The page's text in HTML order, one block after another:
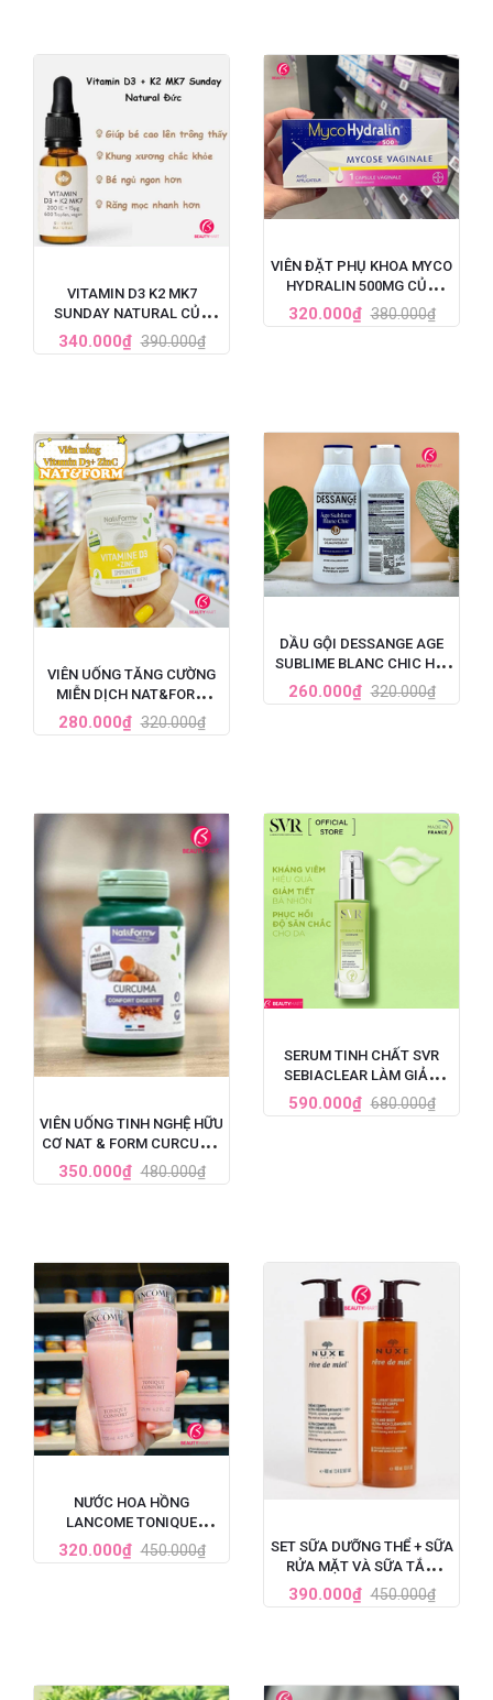
VITAMIN D3 K2 MK7
SUNDAY NATURAL CỦA
ĐỨC TĂNG CHIỀU CAO CHO
BÉ 20ML
340.000₫ 390.000₫
VIÊN ĐẶT PHỤ KHOA MYCO
HYDRALIN 500MG CỦA
PHÁP 1 LIỆU TRÌNH
320.000₫ 380.000₫
VIÊN UỐNG TĂNG CƯỜNG
MIỄN DỊCH NAT&FORM
VITAMIN D3 + ZINC HỘP 60
VIÊN
280.000₫ 320.000₫
DẦU GỘI DESSANGE AGE
SUBLIME BLANC CHIC HỒI
SINH TÓC BẠC 250ML
260.000₫ 320.000₫
VIÊN UỐNG TINH NGHỆ HỮU
CƠ NAT & FORM CURCUMA
BIO 200 VIÊN PHÁP
350.000₫ 480.000₫
SERUM TINH CHẤT SVR
SEBIACLEAR LÀM GIẢM
MỤN, MỜ NÁM, LÀM MỀM
MỊN DA 30ML
590.000₫ 680.000₫
NƯỚC HOA HỒNG
LANCOME TONIQUE
CONFORT CẤP ẨM DỊU DA
125ML
320.000₫ 450.000₫
SET SỮA DƯỠNG THỂ + SỮA
RỬA MẶT VÀ SỮA TẮM
NUXE REVE DE MIEL TINH
CHẤT MẬT ONG 400ML
390.000₫ 450.000₫